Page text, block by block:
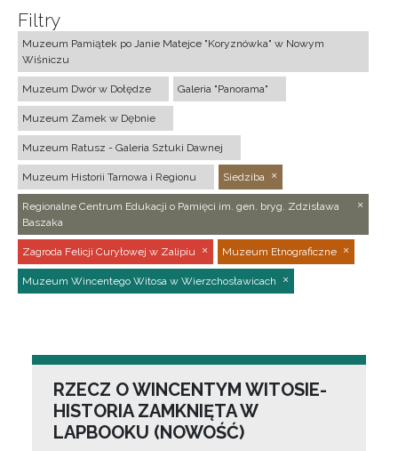
Filtry
Muzeum Pamiątek po Janie Matejce "Koryznówka" w Nowym
Wiśniczu
Muzeum Dwór w Dołędze Galeria "Panorama"
Muzeum Zamek w Dębnie
Muzeum Ratusz - Galeria Sztuki Dawnej
Muzeum Historii Tarnowa i Regionu Siedziba
Regionalne Centrum Edukacji o Pamięci im. gen. bryg. Zdzisława
Baszaka
Zagroda Felicji Curyłowej w Zalipiu Muzeum Etnograficzne
Muzeum Wincentego Witosa w Wierzchosławicach
RZECZ O WINCENTYM WITOSIE-
HISTORIA ZAMKNIĘTA W
LAPBOOKU (NOWOŚĆ)